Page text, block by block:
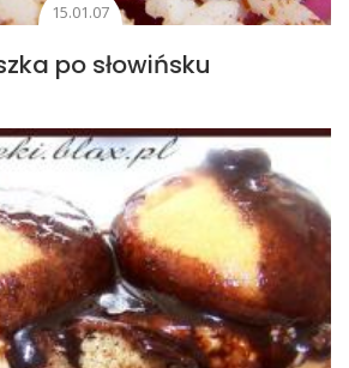
15.01.07
po słowińsku